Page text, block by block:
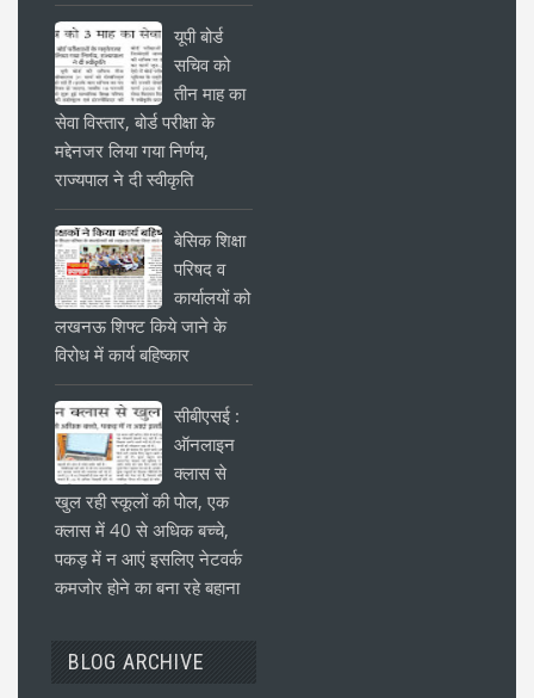
यूपी बोर्ड
सचिव को
तीन माह का
सेवा विस्तार, बोर्ड परीक्षा के
मद्देनजर लिया गया निर्णय,
राज्यपाल ने दी स्वीकृति
बेसिक शिक्षा
परिषद व
कार्यालयों को
लखनऊ शिफ्ट किये जाने के
विरोध में कार्य बहिष्कार
सीबीएसई :
ऑनलाइन
क्लास से
खुल रही स्कूलों की पोल, एक
क्लास में 40 से अधिक बच्चे,
पकड़ में न आएं इसलिए नेटवर्क
कमजोर होने का बना रहे बहाना
BLOG ARCHIVE